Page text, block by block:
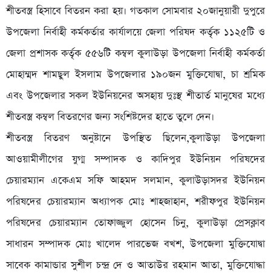
শীতবস্ত্র হিসাবে বিতরন করা হয়। গতকাল সোমবার ২০জানুয়ারী দুপুরে
উপজেলা নির্বাহী কর্মকর্তার কার্যালয়ে জেলা পরিষদ কর্তৃক ১১২৫টি ও
জেলা প্রশাসক কর্তৃক ৫৫৬টি কম্বল কুলাউড়া উপজেলা নির্বাহী কর্মকর্তা
মোহাম্মদ শামছুল ইসলাম উপজেলার ১৯০জন মুক্তিযোদ্বা, চা শ্রমিক
এবং উপজেলার সকল ইউনিয়নের অসহায় দুঃস্থ শীতার্ত মানুষের মধ্যে
শীতবস্ত্র কম্বল বিতরণের জন্য সংশিষ্টদের হাতে তুলে দেন।
শীতবস্ত্র বিতরণ অনুষ্টানে উপস্থিত ছিলেন,কুলাউড়া উপজেলা
আওয়ামীলীগের যুগ্ম সম্পাদক ও কাদিপুর ইউনিয়ন পরিষদের
চেয়ারম্যান একেএম সফি আহমদ সলমান, কুলাউড়াসদর ইউনিয়ন
পরিষদের চেয়ারম্যান অধ্যাপক মোঃ শাহজাহান, শরীফপুর ইউনিয়ন
পরিষদের চেয়ারম্যান তোফাজ্জুল হোসেন চিনু, কুলাউড়া প্রেসক্লাব
সাধারন সম্পাদক মোঃ খালেদ পারভেজ বখশ, উপজেলা মুক্তিযোদ্বা
সাবেক কামান্ডার সুশীল চন্দ্র দে ও আতাউর রহমান আতা, মুক্তিযোদ্ধা